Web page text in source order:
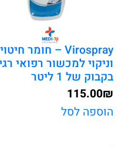
משטחים
Virospray – חומר חיטוי
וניקוי למכשור רפואי
בקבוק של 1 ליטר
₪
115.00
הוספה לסל